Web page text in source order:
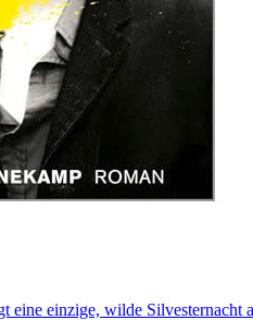
eine einzige, wilde